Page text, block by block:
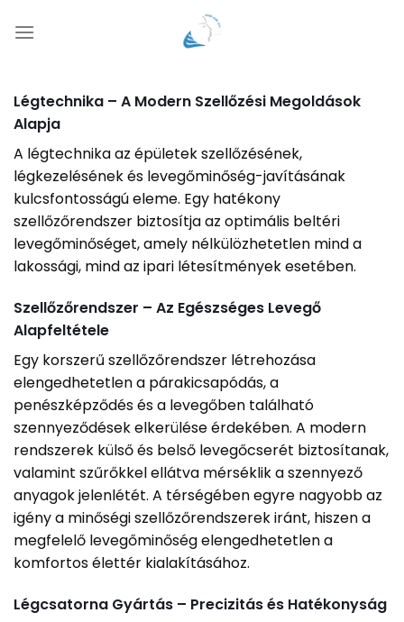
Légtechnika – A Modern Szellőzési Megoldások
Alapja
A légtechnika az épületek szellőzésének,
légkezelésének és levegőminőség-javításának
kulcsfontosságú eleme. Egy hatékony
szellőzőrendszer biztosítja az optimális beltéri
levegőminőséget, amely nélkülözhetetlen mind a
lakossági, mind az ipari létesítmények esetében.
Szellőzőrendszer – Az Egészséges Levegő
Alapfeltétele
Egy korszerű szellőzőrendszer létrehozása
elengedhetetlen a párakicsapódás, a
penészképződés és a levegőben található
szennyeződések elkerülése érdekében. A modern
rendszerek külső és belső levegőcserét biztosítanak,
valamint szűrőkkel ellátva mérséklik a szennyező
anyagok jelenlétét. A térségében egyre nagyobb az
igény a minőségi szellőzőrendszerek iránt, hiszen a
megfelelő levegőminőség elengedhetetlen a
komfortos élettér kialakításához.
Légcsatorna Gyártás – Precizitás és Hatékonyság